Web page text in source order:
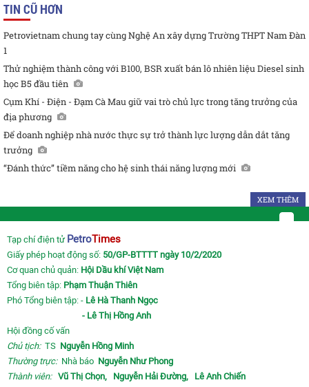
TIN CŨ HƠN
Petrovietnam chung tay cùng Nghệ An xây dựng Trường THPT Nam Đàn
1
Thử nghiệm thành công với B100, BSR xuất bán lô nhiên liệu Diesel sinh
học B5 đầu tiên
Cụm Khí - Điện - Đạm Cà Mau giữ vai trò chủ lực trong tăng trưởng của
địa phương
Để doanh nghiệp nhà nước thực sự trở thành lực lượng dẫn dắt tăng
trưởng
“Đánh thức” tiềm năng cho hệ sinh thái năng lượng mới
XEM THÊM
Tạp chí điện tử PetroTimes
Giấy phép hoạt động số: 50/GP-BTTTT ngày 10/2/2020
Cơ quan chủ quản: Hội Dầu khí Việt Nam
Tổng biên tập: Phạm Thuận Thiên
Phó Tổng biên tập: - Lê Hà Thanh Ngọc
- Lê Thị Hồng Anh
Hội đồng cố vấn
Chủ tịch:TS Nguyễn Hồng Minh
Thường trực: Nhà báo Nguyễn Như Phong
Thành viên: Vũ Thị Chọn, Nguyễn Hải Đường, Lê Anh Chiến